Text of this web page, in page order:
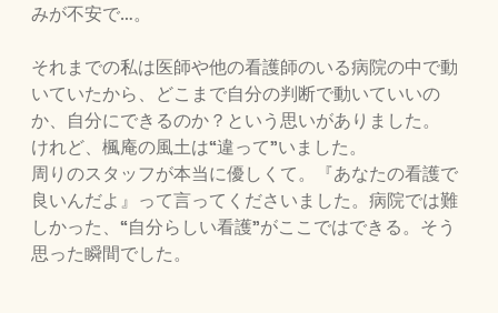
みが不安で…。
それまでの私は医師や他の看護師のいる病院の中で動
いていたから、どこまで自分の判断で動いていいの
か、自分にできるのか？という思いがありました。
けれど、楓庵の風土は“違って”いました。
周りのスタッフが本当に優しくて。『あなたの看護で
良いんだよ』って言ってくださいました。病院では難
しかった、“自分らしい看護”がここではできる。そう
思った瞬間でした。